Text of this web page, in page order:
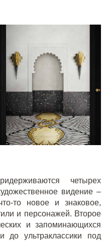
четырех
видение –
то новое и знаковое,
и персонажей. Второе
и запоминающихся
до ультраклассики под